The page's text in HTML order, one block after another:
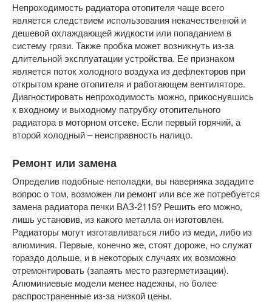
Непроходимость радиатора отопителя чаще всего
является следствием использования некачественной и
дешевой охлаждающей жидкости или попаданием в
систему грязи. Также пробка может возникнуть из-за
длительной эксплуатации устройства. Ее признаком
является поток холодного воздуха из дефлекторов при
открытом кране отопителя и работающем вентиляторе.
Диагностировать непроходимость можно, прикоснувшись
к входному и выходному патрубку отопительного
радиатора в моторном отсеке. Если первый горячий, а
второй холодный – неисправность налицо.
Ремонт или замена
Определив подобные неполадки, вы наверняка зададите
вопрос о том, возможен ли ремонт или все же потребуется
замена радиатора печки ВАЗ-2115? Решить его можно,
лишь установив, из какого металла он изготовлен.
Радиаторы могут изготавливаться либо из меди, либо из
алюминия. Первые, конечно же, стоят дороже, но служат
гораздо дольше, и в некоторых случаях их возможно
отремонтировать (запаять место разгерметизации).
Алюминиевые модели менее надежны, но более
распространенные из-за низкой цены.